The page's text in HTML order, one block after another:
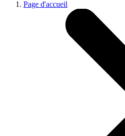
Page d'accueil